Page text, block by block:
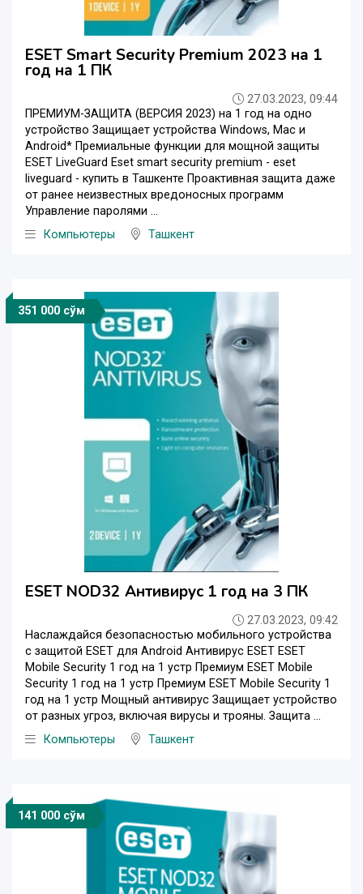
ESET Smart Security Premium 2023 на 1
год на 1 ПК
27.03.2023, 09:44
ПРЕМИУМ-ЗАЩИТА (ВЕРСИЯ 2023) на 1 год на одно
устройство Защищает устройства Windows, Mac и
Android* Премиальные функции для мощной защиты
ESET LiveGuard Eset smart security premium - eset
liveguard - купить в Ташкенте Проактивная защита даже
от ранее неизвестных вредоносных программ
Управление паролями ...
Компьютеры
Ташкент
351 000 сўм
ESET NOD32 Антивирус 1 год на 3 ПК
27.03.2023, 09:42
Наслаждайся безопасностью мобильного устройства
с защитой ESET для Android Антивирус ESET ESET
Mobile Security 1 год на 1 устр Премиум ESET Mobile
Security 1 год на 1 устр Премиум ESET Mobile Security 1
год на 1 устр Мощный антивирус Защищает устройство
от разных угроз, включая вирусы и трояны. Защита ...
Компьютеры
Ташкент
141 000 сўм